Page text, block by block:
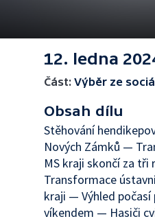
12. ledna
Část: Výběr ze
Obsah dílu
Stěhování
Nových Zámků —
MS kraji skončí za
Transformace
kraji — Výhled počasí
víkendem — Hasiči